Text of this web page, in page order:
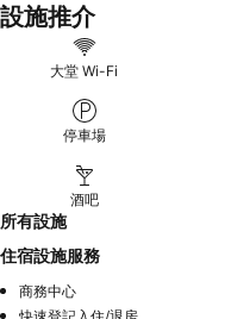
設施推介
大堂 Wi-Fi
停車場
酒吧
所有設施
住宿設施服務
商務中心